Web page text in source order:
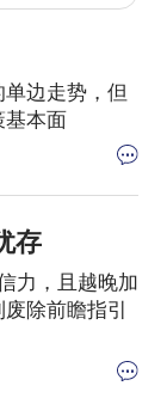
边走势，但
基本面
存
力，且越晚加
除前瞻指引